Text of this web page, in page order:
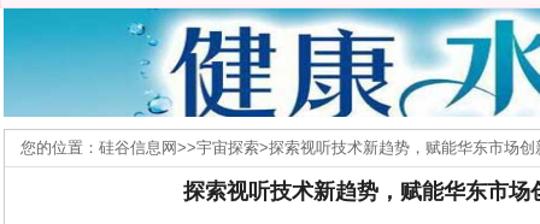
您的位置： 硅谷信息网>>宇宙探索>探索视听技术新趋势，赋能华东市场创
探索视听技术新趋势，赋能华东市场